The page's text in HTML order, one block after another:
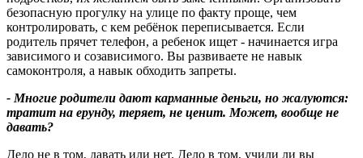
безопасную прогулку на улице по факту проще, чем
контролировать, с кем ребёнок переписывается. Если
родитель прячет телефон, а ребенок ищет - начинается игра
зависимого и созависимого. Вы развиваете не навык
самоконтроля, а навык обходить запреты.
- Многие родители дают карманные деньги, но жалуются:
тратит на ерунду, теряет, не ценит. Может, вообще не
давать?
Дело не в том, давать или нет. Дело в том, учили ли вы